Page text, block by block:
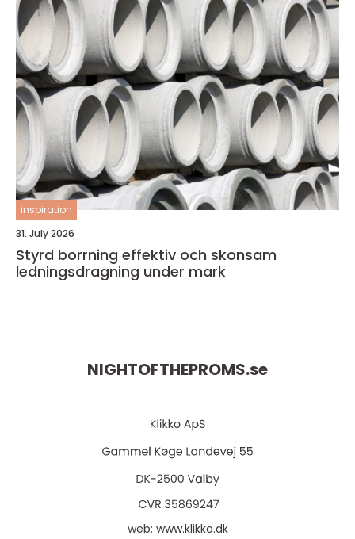
inspiration
31. July 2026
Styrd borrning effektiv och skonsam
ledningsdragning under mark
NIGHTOFTHEPROMS.se
web: www.klikko.dk